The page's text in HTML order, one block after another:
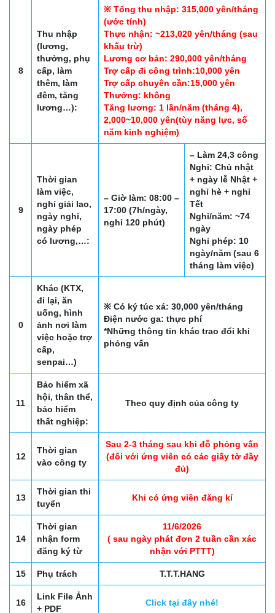
8
Thu nhập
(lương,
thưởng, phụ
cấp, làm
thêm, làm
đêm, tăng
lương…):
※ Tổng thu nhập: 315,000 yên/tháng
(ước tính)
Thực nhận: ~213,020 yên/tháng (sau
khấu trừ)
Lương cơ bản: 290,000 yên/tháng
Trợ cấp đi công trình:10,000 yên
Trợ cấp chuyên cần:15,000 yên
Thưởng: không
Tăng lương: 1 lần/năm (tháng 4),
2,000~10,000 yên(tùy năng lực, số
năm kinh nghiệm)
9
Thời gian
làm việc,
nghỉ giải lao,
ngày nghỉ,
ngày phép
có lương,…:
– Giờ làm: 08:00 –
17:00 (7h/ngày,
nghỉ 120 phút)
– Làm 24,3 công
Nghỉ: Chủ nhật
+ ngày lễ Nhật +
nghỉ hè + nghỉ
Tết
Nghỉ/năm: ~74
ngày
Nghỉ phép: 10
ngày/năm (sau 6
tháng làm việc)
0
Khác (KTX,
đi lại, ăn
uống, hình
ảnh nơi làm
việc hoặc trợ
cấp,
senpai…)
※ Có ký túc xá: 30,000 yên/tháng
Điện nước ga: thực phí
*Những thông tin khác trao đổi khi
phỏng vấn
11
Bảo hiểm xã
hội, thân thể,
bảo hiểm
thất nghiệp:
Theo quy định của công ty
12
Thời gian
vào công ty
Sau 2-3 tháng sau khi đỗ phỏng vấn
(đối với ứng viên có các giấy tờ đầy
đủ)
13
Thời gian thi
tuyển
Khi có ứng viên đăng kí
14
Thời gian
nhận form
đăng ký từ
11/6/2026
( sau ngày phát đơn 2 tuần cần xác
nhận với PTTT)
15 Phụ trách T.T.T.HANG
16
Link File Ảnh
+ PDF
Click tại đây nhé!